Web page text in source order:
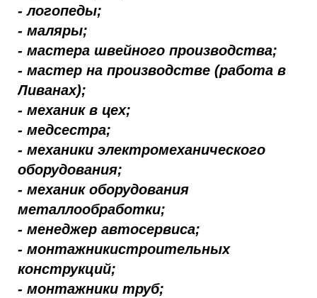
- логопеды;
- маляры;
- мастера швейного производства;
- мастер на производстве (работа в
Ливанах);
- механик в цех;
- медсестра;
- механики электромеханического
оборудования;
- механик оборудования
металлообработки;
- менеджер автосервиса;
- монтажникистроительных
конструкций;
- монтажники труб;